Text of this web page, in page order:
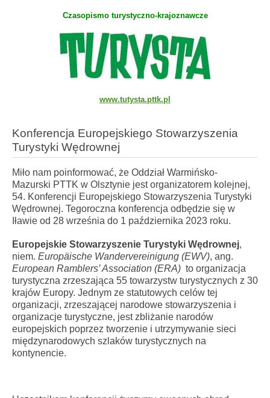
Czasopismo turystyczno-krajoznawcze
www.tutysta.pttk.pl
Konferencja Europejskiego Stowarzyszenia
Turystyki Wędrownej
Miło nam poinformować, że Oddział Warmińsko-
Mazurski PTTK w Olsztynie jest organizatorem kolejnej,
54. Konferencji Europejskiego Stowarzyszenia Turystyki
Wędrownej. Tegoroczna konferencja odbędzie się w
Iławie od 28 września do 1 października 2023 roku.
Europejskie Stowarzyszenie Turystyki Wędrownej,
niem. Europäische Wandervereinigung (EWV), ang.
European Ramblers’ Association (ERA) to organizacja
turystyczna zrzeszająca 55 towarzystw turystycznych z 30
krajów Europy. Jednym ze statutowych celów tej
organizacji, zrzeszającej narodowe stowarzyszenia i
organizacje turystyczne, jest zbliżanie narodów
europejskich poprzez tworzenie i utrzymywanie sieci
międzynarodowych szlaków turystycznych na
kontynencie.